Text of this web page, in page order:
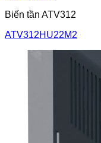
Biến tần ATV312
ATV312HU22M2